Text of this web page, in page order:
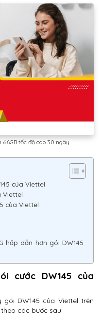
66GB tốc độ cao 30 ngày
của Viettel
Viettel
của Viettel
hấp dẫn hơn gói DW145
cước DW145 của
DW145 của Viettel trên
các bước sau: